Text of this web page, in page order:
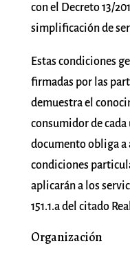
con el Decreto 13/
simplificación de
Estas condiciones
firmadas por las
demuestra el
consumidor de cada
documento obliga a
condiciones
aplicarán a los
151.1.a del citado
Organización